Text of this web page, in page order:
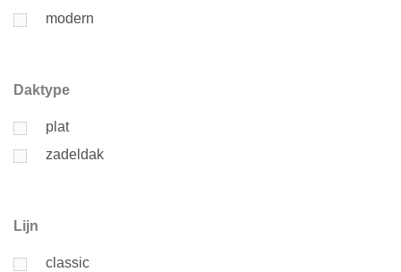
modern
Daktype
plat
zadeldak
Lijn
classic